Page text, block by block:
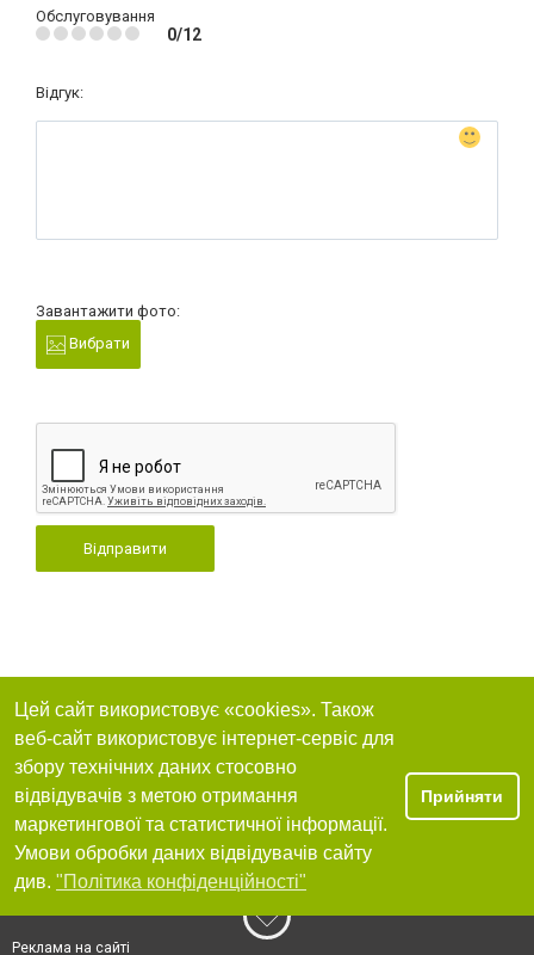
Обслуговування
0/12
Відгук:
Завантажити фото:
Вибрати
Відправити
Цей сайт використовує «cookies». Також
веб-сайт використовує інтернет-сервіс для
збору технічних даних стосовно
відвідувачів з метою отримання
маркетингової та статистичної інформації.
Умови обробки даних відвідувачів сайту
див. "Політика конфіденційності"
Прийняти
Реклама на сайті